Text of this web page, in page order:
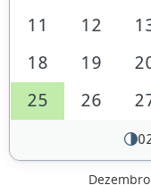
11
12
18
19
25
26